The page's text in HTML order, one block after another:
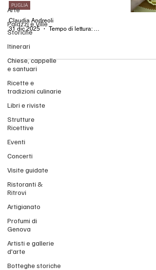
Arte
Palazzi e Ville
Storiche
Itinerari
Chiese, cappelle
e santuari
Ricette e
tradizioni culinarie
Libri e riviste
Strutture
Ricettive
Eventi
Concerti
Visite guidate
Ristoranti &
Ritrovi
Artigianato
Profumi di
Genova
Artisti e gallerie
d'arte
Botteghe storiche
PUGLIA
Claudia Andreoli
31 dic 2025